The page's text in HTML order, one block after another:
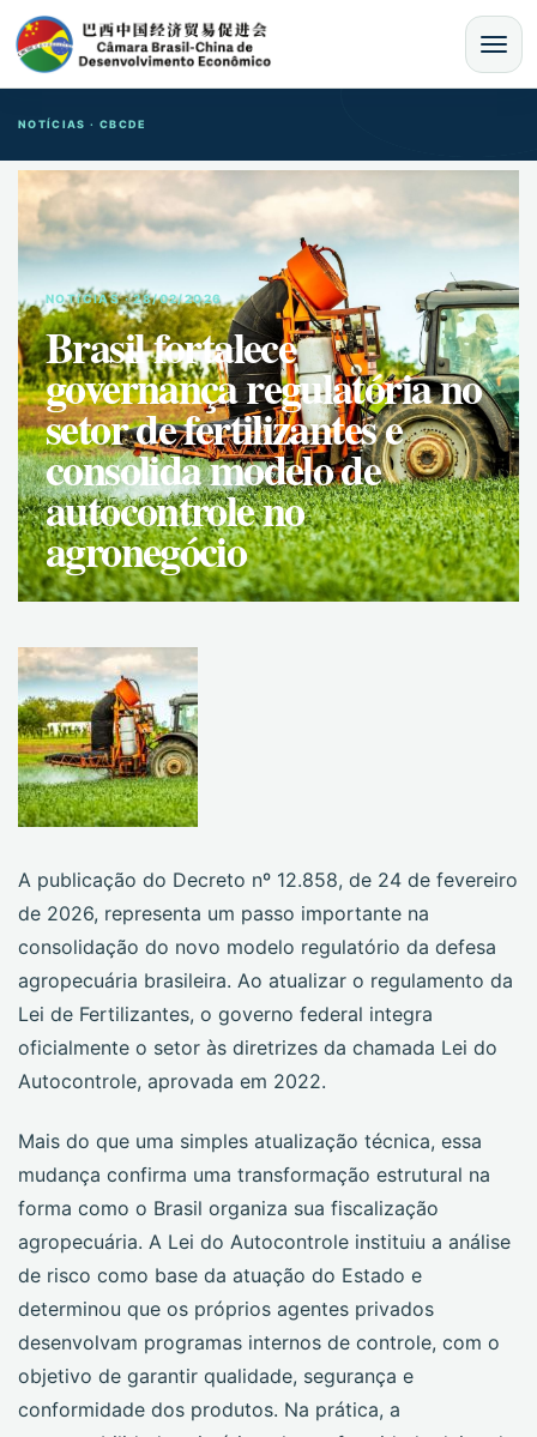
MENU
NOTÍCIAS · CBCDE
NOTíCIAS · 28/02/2026
Brasil fortalece
governança regulatória no
setor de fertilizantes e
consolida modelo de
autocontrole no
agronegócio
A publicação do Decreto nº 12.858, de 24 de fevereiro
de 2026, representa um passo importante na
consolidação do novo modelo regulatório da defesa
agropecuária brasileira. Ao atualizar o regulamento da
Lei de Fertilizantes, o governo federal integra
oficialmente o setor às diretrizes da chamada Lei do
Autocontrole, aprovada em 2022.
Mais do que uma simples atualização técnica, essa
mudança confirma uma transformação estrutural na
forma como o Brasil organiza sua fiscalização
agropecuária. A Lei do Autocontrole instituiu a análise
de risco como base da atuação do Estado e
determinou que os próprios agentes privados
desenvolvam programas internos de controle, com o
objetivo de garantir qualidade, segurança e
conformidade dos produtos. Na prática, a